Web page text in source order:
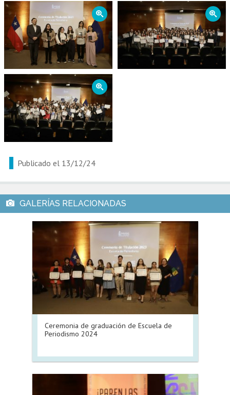
Zoom Zoom
Zoom
Publicado el 13/12/24
Ceremonia de graduación de Escuela de
Periodismo 2024